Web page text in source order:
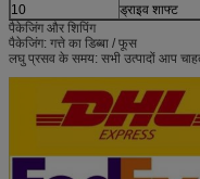
10
ड्राइव शाफ्ट
पैकेजिंग और शिपिंग
पैकेजिंग: गत्ते का डिब्बा / फूस
लघु प्रसव के समय: सभी उत्पादों आप